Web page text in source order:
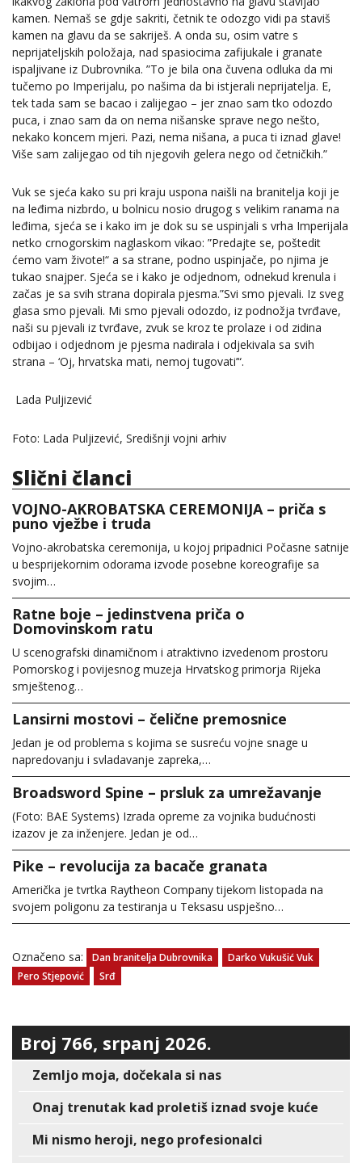
kamen. Nemaš se gdje sakriti, četnik te odozgo vidi pa staviš
kamen na glavu da se sakriješ. A onda su, osim vatre s
neprijateljskih položaja, nad spasiocima zafijukale i granate
ispaljivane iz Dubrovnika. ”To je bila ona čuvena odluka da mi
tučemo po Imperijalu, po našima da bi istjerali neprijatelja. E,
tek tada sam se bacao i zalijegao – jer znao sam tko odozdo
puca, i znao sam da on nema nišanske sprave nego nešto,
nekako koncem mjeri. Pazi, nema nišana, a puca ti iznad glave!
Više sam zalijegao od tih njegovih gelera nego od četničkih.”
Vuk se sjeća kako su pri kraju uspona naišli na branitelja koji je
na leđima nizbrdo, u bolnicu nosio drugog s velikim ranama na
leđima, sjeća se i kako im je dok su se uspinjali s vrha Imperijala
netko crnogorskim naglaskom vikao: ”Predajte se, poštedit
ćemo vam živote!“ a sa strane, podno uspinjače, po njima je
tukao snajper. Sjeća se i kako je odjednom, odnekud krenula i
začas je sa svih strana dopirala pjesma.”Svi smo pjevali. Iz sveg
glasa smo pjevali. Mi smo pjevali odozdo, iz podnožja tvrđave,
naši su pjevali iz tvrđave, zvuk se kroz te prolaze i od zidina
odbijao i odjednom je pjesma nadirala i odjekivala sa svih
strana – ‘Oj, hrvatska mati, nemoj tugovati’“.
Lada Puljizević
Foto: Lada Puljizević, Središnji vojni arhiv
Slični članci
VOJNO-AKROBATSKA CEREMONIJA – priča s
puno vježbe i truda
Vojno-akrobatska ceremonija, u kojoj pripadnici Počasne satnije
u besprijekornim odorama izvode posebne koreografije sa
svojim…
Ratne boje – jedinstvena priča o
Domovinskom ratu
U scenografski dinamičnom i atraktivno izvedenom prostoru
Pomorskog i povijesnog muzeja Hrvatskog primorja Rijeka
smještenog…
Lansirni mostovi – čelične premosnice
Jedan je od problema s kojima se susreću vojne snage u
napredovanju i svladavanje zapreka,…
Broadsword Spine – prsluk za umrežavanje
(Foto: BAE Systems) Izrada opreme za vojnika budućnosti
izazov je za inženjere. Jedan je od…
Pike – revolucija za bacače granata
Američka je tvrtka Raytheon Company tijekom listopada na
svojem poligonu za testiranja u Teksasu uspješno…
Označeno sa: Dan branitelja Dubrovnika
Darko Vukušić Vuk
Pero Stjepović
Srđ
Broj 766, srpanj 2026.
Zemljo moja, dočekala si nas
Onaj trenutak kad proletiš iznad svoje kuće
Mi nismo heroji, nego profesionalci